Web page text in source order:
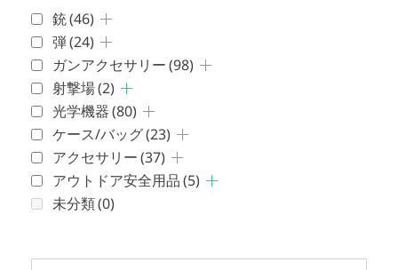
銃(46)
弾(24)
ガンアクセサリー(98)
射撃場(2)
光学機器(80)
ケース/バッグ(23)
アクセサリー(37)
アウトドア安全用品(5)
未分類(0)